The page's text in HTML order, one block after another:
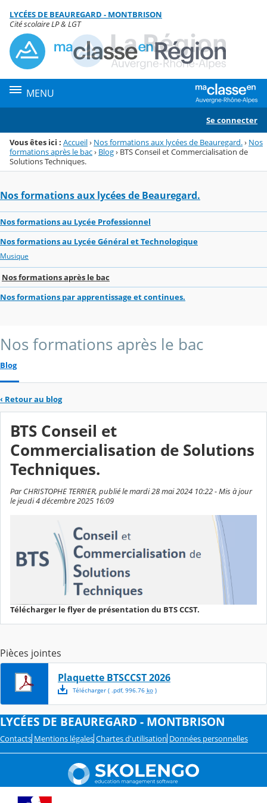
Menu de la rubrique
Contenu
LYCÉES DE BEAUREGARD - MONTBRISON
Cité scolaire LP & LGT
MENU
Se connecter
Vous êtes ici : Accueil› Nos formations aux lycées de Beauregard.› Nos
formations après le bac› Blog› BTS Conseil et Commercialisation de
Solutions Techniques.
Nos formations aux lycées de Beauregard.
Nos formations au Lycée Professionnel
Nos formations au Lycée Général et Technologique
Musique
Nos formations après le bac
Nos formations par apprentissage et continues.
Nos formations après le bac
Blog
‹ Retour au blog
BTS Conseil et
Commercialisation de Solutions
Techniques.
Par CHRISTOPHE TERRIER, publié le mardi 28 mai 2024 10:22 - Mis à jour
le jeudi 4 décembre 2025 16:09
Télécharger le flyer de présentation du BTS CCST.
Pièces jointes
Plaquette BTSCCST 2026
Télécharger( .pdf, 996.76 ko)
LYCÉES DE BEAUREGARD - MONTBRISON
Contacts Mentions légales Chartes d'utilisation Données personnelles